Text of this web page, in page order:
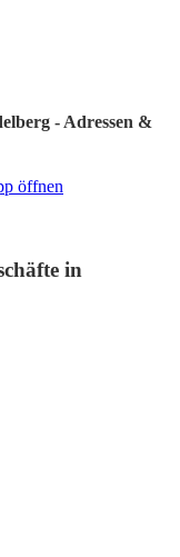
- Adressen &
öffnen
in